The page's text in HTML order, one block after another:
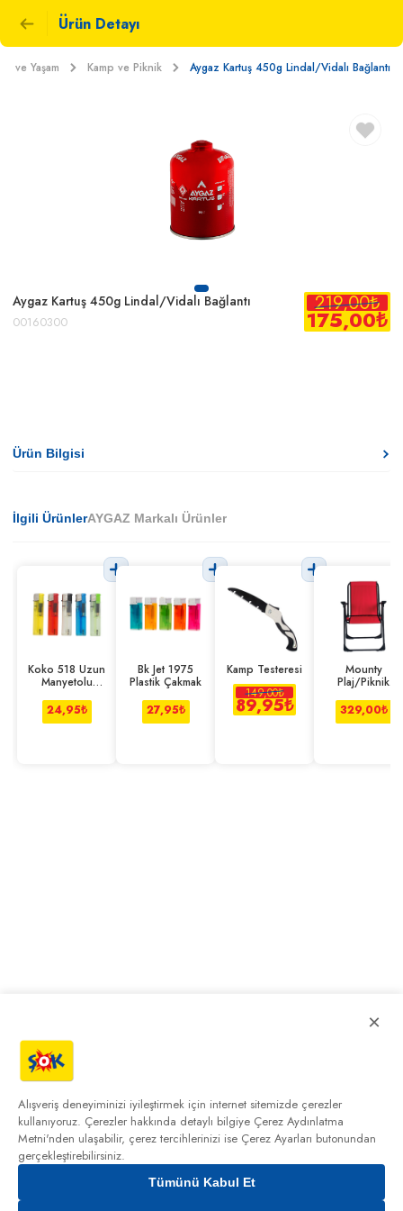
Ürün Detayı
Ev ve Yaşam Kamp ve Piknik Aygaz Kartuş 450g Lindal/Vidalı Bağlantı
Aygaz Kartuş 450g Lindal/Vidalı Bağlantı
00160300
219,00₺
175,00₺
Ürün Bilgisi
İlgili ÜrünlerAYGAZ Markalı Ürünler
Koko 518 Uzun
Manyetolu
24,95₺
Bk Jet 1975
Plastik Çakmak
27,95₺
Kamp Testeresi
149,00₺
89,95₺
Mounty
Plaj/Piknik
329,00₺
×
Alışveriş deneyiminizi iyileştirmek için internet sitemizde çerezler
kullanıyoruz. Çerezler hakkında detaylı bilgiye Çerez Aydınlatma
Metni'nden ulaşabilir, çerez tercihlerinizi ise Çerez Ayarları butonundan
gerçekleştirebilirsiniz.
Tümünü Kabul Et